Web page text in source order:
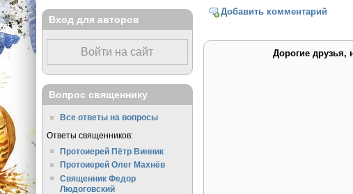
Добавить комментарий
Дорогие друзья,
Вход для авторов
Войти на сайт
Вопрос священнику
Все ответы на вопросы
Ответы священников:
Протоиерей Пётр Винник
Протоиерей Олег Махнёв
Священник Федор
Людоговский